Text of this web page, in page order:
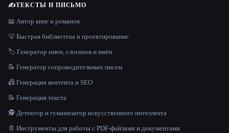
✍️ТЕКСТЫ И ПИСЬМО
📖 Автор книг и романов
💡 Быстрая библиотека и проектирование
🏷️ Генератор имен, слоганов и имён
📝 Генератор сопроводительных писем
📠 Генерация контента и SEO
📝 Генерация текста
🕵️ Детектор и гуманизатор искусственного интеллекта
📄 Инструменты для работы с PDF-файлами и документами